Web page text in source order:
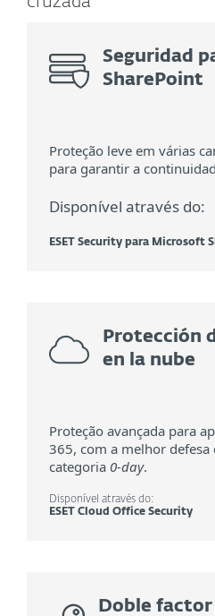
Seguridad
SharePoint
Proteção leve em várias
para garantir a
Disponível através do:
ESET Security para Microsoft
Protección
en la nube
Proteção avançada para
365, com a melhor defesa
categoria 0-day.
Disponível através do:
ESET Cloud Office Security
Doble factor